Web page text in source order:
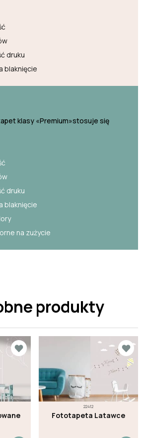
druku
blaknięcie
klasy «Premium»stosuje się
druku
blaknięcie
na zużycie
produkty
22412
Fototapeta Latawce